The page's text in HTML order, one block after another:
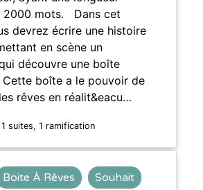
2000 mots. Dans cet
devrez écrire une histoire
en scène un
découvre une boîte
Cette boîte a le pouvoir de
rêves en réalit&eacu…
1 suites, 1 ramification
Boite À Rêves Souhait